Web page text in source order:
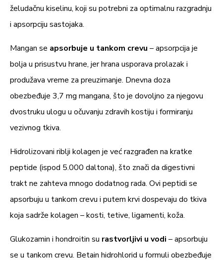
želudačnu kiselinu, koji su potrebni za optimalnu razgradnju
i apsorpciju sastojaka.
Mangan se apsorbuje u tankom crevu – apsorpcija je
bolja u prisustvu hrane, jer hrana usporava prolazak i
produžava vreme za preuzimanje. Dnevna doza
obezbeđuje 3,7 mg mangana, što je dovoljno za njegovu
dvostruku ulogu u očuvanju zdravih kostiju i formiranju
vezivnog tkiva.
Hidrolizovani riblji kolagen je već razgrađen na kratke
peptide (ispod 5.000 daltona), što znači da digestivni
trakt ne zahteva mnogo dodatnog rada. Ovi peptidi se
apsorbuju u tankom crevu i putem krvi dospevaju do tkiva
koja sadrže kolagen – kosti, tetive, ligamenti, koža.
Glukozamin i hondroitin su rastvorljivi u vodi – apsorbuju
se u tankom crevu. Betain hidrohlorid u formuli obezbeđuje